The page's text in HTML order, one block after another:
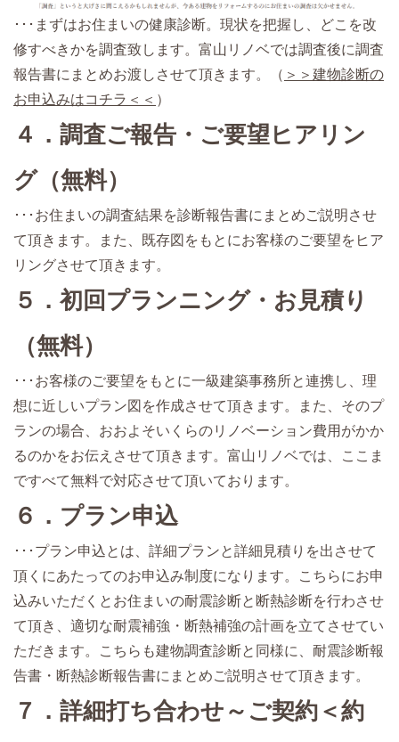
･･･まずはお住まいの健康診断。現状を把握し、どこを改
修すべきかを調査致します。富山リノベでは調査後に調査
報告書にまとめお渡しさせて頂きます。（ ＞＞建物診断の
お申込みはコチラ＜＜ ）
４．調査ご報告・ご要望ヒアリン
グ（無料）
･･･お住まいの調査結果を診断報告書にまとめご説明させ
て頂きます。また、既存図をもとにお客様のご要望をヒア
リングさせて頂きます。
５．初回プランニング・お見積り
（無料）
･･･お客様のご要望をもとに一級建築事務所と連携し、理
想に近しいプラン図を作成させて頂きます。また、そのプ
ランの場合、おおよそいくらのリノベーション費用がかか
るのかをお伝えさせて頂きます。富山リノベでは、ここま
ですべて無料で対応させて頂いております。
６．プラン申込
･･･プラン申込とは、詳細プランと詳細見積りを出させて
頂くにあたってのお申込み制度になります。こちらにお申
込みいただくとお住まいの耐震診断と断熱診断を行わさせ
て頂き、適切な耐震補強・断熱補強の計画を立てさせてい
ただきます。こちらも建物調査診断と同様に、耐震診断報
告書・断熱診断報告書にまとめご説明させて頂きます。
７．詳細打ち合わせ～ご契約＜約